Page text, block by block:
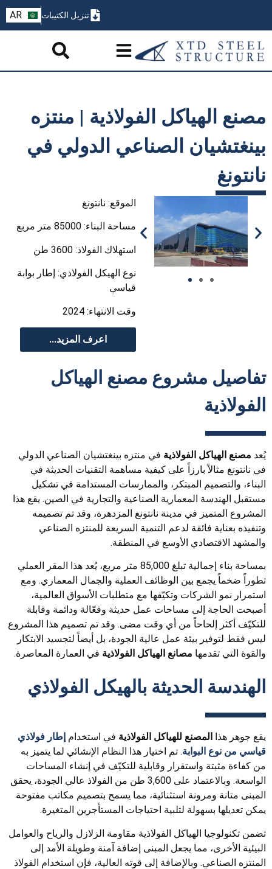
تنزيل الكتيبات AR
PT
مصنع الهياكل الفولاذية | منتزه
بينغتشيان الصناعي الدولي في
نانتونغ
الموقع: نانتونغ
مساحة البناء: 85000 متر مربع
استهلاك الفولاذ: 3600 طن
نوع الهيكل الفولاذي: إطار بوابة
قياسي
وقت الانتهاء: 2024
اعرف المزيد...
تفاصيل مشروع مصنع الهياكل
الفولاذية
يُعد مصنع الهياكل الفولاذية في منتزه بينغتشيان الصناعي الدولي
في نانتونغ مثالاً بارزاً على كيفية مساهمة التقنيات الحديثة في
البناء، والتصميم المبتكر، والممارسات المستدامة في تشكيل
مستقبل الهندسة المعمارية الصناعية والتجارية في الصين. يقع هذا
المشروع المتميز في مدينة نانتونغ المزدهرة، وقد تم تصميمه
وتنفيذه بعناية فائقة لدعم التنمية السريعة للمنتزه الصناعي
والمشهد الاقتصادي الأوسع في المنطقة.
بمساحة بناء إجمالية تبلغ 85,000 متر مربع، يُعد هذا المقر العملي
تطوراً ضخماً يجمع بين الوظائف العملية والجمال المعماري. ومع
استمرار نمو الشركات وتكيّفها مع متطلبات الأسواق العالمية،
أصبحت الحاجة إلى مساحات عمل حديثة وفعّالة ودائمة وقابلة
للتكيّف أكثر إلحاحاً من أي وقت مضى. وقد تم تصميم هذا المشروع
ليس فقط لتوفير بيئة عمل عالية الجودة، بل أيضاً لتجسيد الابتكار
والقوة التي تقدمها مصانع الهياكل الفولاذية في العمارة المعاصرة.
الهندسة الحديثة بالهيكل الفولاذي
يقع جوهر هذا المصنع للهياكل الفولاذية في استخدام إطار فولاذي
قياسي من نوع البوابة. تم اختيار هذا النظام الإنشائي لما يتميز به
من كفاءة مثبتة واستقرار وقابلية للتكيّف في إنشاء المساحات
الواسعة. وبالاعتماد على 3,600 طن من الفولاذ عالي الجودة، يحقق
المبنى متانة ومرونة استثنائية، مما يسمح بتصميم مكاتب مفتوحة
يمكن تعديلها بسهولة لتلبية احتياجات المستأجرين المتغيرة.
تضمن تكنولوجيا الهياكل الفولاذية مقاومة الزلازل والرياح والعوامل
البيئية الأخرى، مما يجعل المبنى إضافة آمنة وطويلة الأمد إلى
المنتزه الصناعي. وبالإضافة إلى قوته العالية، فإن استخدام الفولاذ